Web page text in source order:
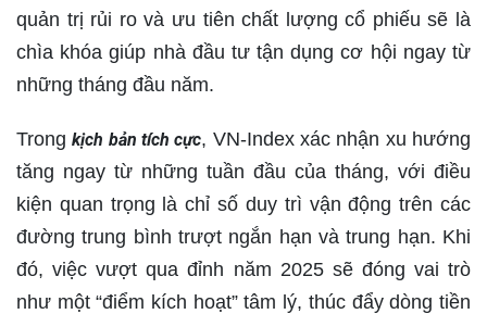
quản trị rủi ro và ưu tiên chất lượng cổ phiếu sẽ là
chìa khóa giúp nhà đầu tư tận dụng cơ hội ngay từ
những tháng đầu năm.
Trongkịch bản tích cực, VN-Index xác nhận xu hướng
tăng ngay từ những tuần đầu của tháng, với điều
kiện quan trọng là chỉ số duy trì vận động trên các
đường trung bình trượt ngắn hạn và trung hạn. Khi
đó, việc vượt qua đỉnh năm 2025 sẽ đóng vai trò
như một “điểm kích hoạt” tâm lý, thúc đẩy dòng tiền